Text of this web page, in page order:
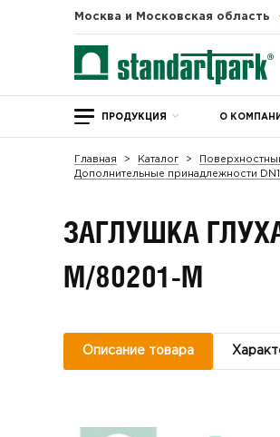
Москва и Московская область
ПРОДУКЦИЯ О
Главная Каталог
Дополнительные принадлежности
ЗАГЛУШКА
М/80201-М
Описание товара